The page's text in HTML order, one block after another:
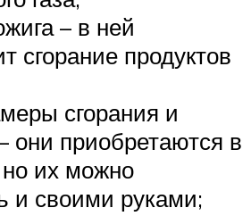
– в ней
сгорание продуктов
сгорания и
они приобретаются в
но их можно
и своими руками;